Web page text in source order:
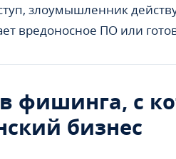
злоумышленник
вредоносное ПО или
фишинга, с
бизнес